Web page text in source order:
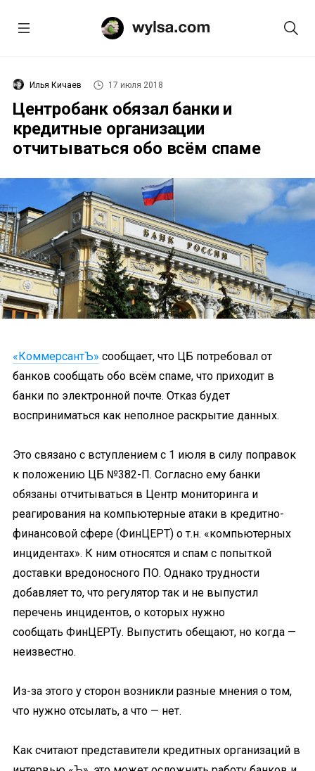
Илья Кичаев 17 июля 2018
Центробанк обязал банки и
кредитные организации
отчитываться обо всём спаме
«КоммерсантЪ» сообщает, что ЦБ потребовал от
банков сообщать обо всём спаме, что приходит в
банки по электронной почте. Отказ будет
восприниматься как неполное раскрытие данных.
Это связано с вступлением с 1 июля в силу поправок
к положению ЦБ №382-П. Согласно ему банки
обязаны отчитываться в Центр мониторинга и
реагирования на компьютерные атаки в кредитно-
финансовой сфере (ФинЦЕРТ) о т.н. «компьютерных
инцидентах». К ним относятся и спам с попыткой
доставки вредоносного ПО. Однако трудности
добавляет то, что регулятор так и не выпустил
перечень инцидентов, о которых нужно
сообщать ФинЦЕРТу. Выпустить обещают, но когда —
неизвестно.
Из-за этого у сторон возникли разные мнения о том,
что нужно отсылать, а что — нет.
Как считают представители кредитных организаций в